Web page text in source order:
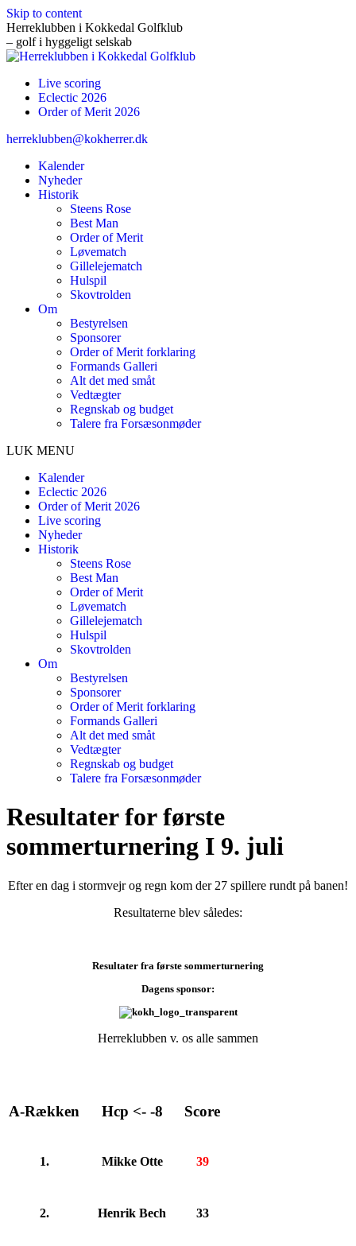
Skip to content
Herreklubben i Kokkedal Golfklub
– golf i hyggeligt selskab
Live scoring
Eclectic 2026
Order of Merit 2026
herreklubben@kokherrer.dk
Kalender
Nyheder
Historik
Steens Rose
Best Man
Order of Merit
Løvematch
Gillelejematch
Hulspil
Skovtrolden
Om
Bestyrelsen
Sponsorer
Order of Merit forklaring
Formands Galleri
Alt det med småt
Vedtægter
Regnskab og budget
Talere fra Forsæsonmøder
LUK MENU
Kalender
Eclectic 2026
Order of Merit 2026
Live scoring
Nyheder
Historik
Steens Rose
Best Man
Order of Merit
Løvematch
Gillelejematch
Hulspil
Skovtrolden
Om
Bestyrelsen
Sponsorer
Order of Merit forklaring
Formands Galleri
Alt det med småt
Vedtægter
Regnskab og budget
Talere fra Forsæsonmøder
Resultater for første
sommerturnering I 9. juli
Efter en dag i stormvejr og regn kom der 27 spillere rundt på banen!
Resultaterne blev således:
Resultater fra første sommerturnering
Dagens sponsor:
Herreklubben v. os alle sammen
A-Rækken Hcp <- -8 Score
1. Mikke Otte 39
2. Henrik Bech 33